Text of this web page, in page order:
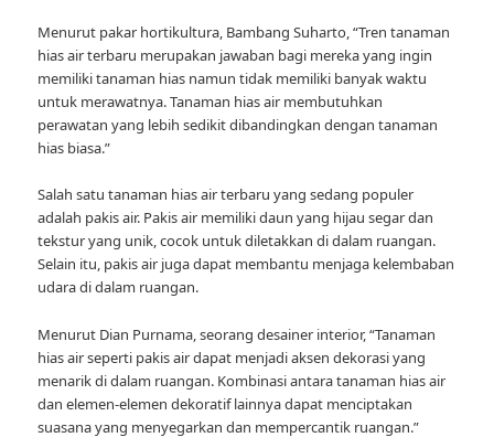
Menurut pakar hortikultura, Bambang Suharto, “Tren tanaman
hias air terbaru merupakan jawaban bagi mereka yang ingin
memiliki tanaman hias namun tidak memiliki banyak waktu
untuk merawatnya. Tanaman hias air membutuhkan
perawatan yang lebih sedikit dibandingkan dengan tanaman
hias biasa.”
Salah satu tanaman hias air terbaru yang sedang populer
adalah pakis air. Pakis air memiliki daun yang hijau segar dan
tekstur yang unik, cocok untuk diletakkan di dalam ruangan.
Selain itu, pakis air juga dapat membantu menjaga kelembaban
udara di dalam ruangan.
Menurut Dian Purnama, seorang desainer interior, “Tanaman
hias air seperti pakis air dapat menjadi aksen dekorasi yang
menarik di dalam ruangan. Kombinasi antara tanaman hias air
dan elemen-elemen dekoratif lainnya dapat menciptakan
suasana yang menyegarkan dan mempercantik ruangan.”